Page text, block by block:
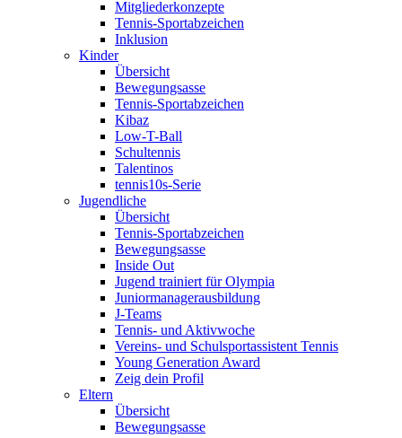
Mitgliederkonzepte
Tennis-Sportabzeichen
Inklusion
Kinder
Übersicht
Bewegungsasse
Tennis-Sportabzeichen
Kibaz
Low-T-Ball
Schultennis
Talentinos
tennis10s-Serie
Jugendliche
Übersicht
Tennis-Sportabzeichen
Bewegungsasse
Inside Out
Jugend trainiert für Olympia
Juniormanagerausbildung
J-Teams
Tennis- und Aktivwoche
Vereins- und Schulsportassistent Tennis
Young Generation Award
Zeig dein Profil
Eltern
Übersicht
Bewegungsasse